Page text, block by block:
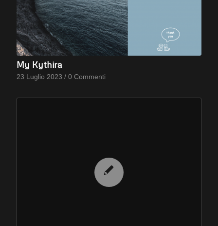
My Kythira
23 Luglio 2023 / 0 Commenti